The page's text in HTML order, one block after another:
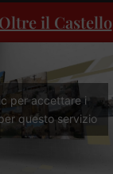
Oltre il Castello
per accettare i
questo servizio